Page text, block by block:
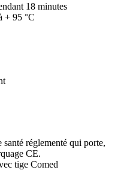
18 minutes
+ 95 °C
réglementé qui porte,
CE.
tige Comed